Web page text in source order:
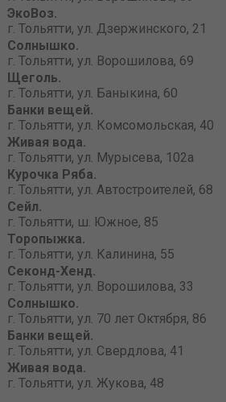
ЭкоВоз.
г. Тольятти, ул. Дзержинского, 21
Солнышко.
г. Тольятти, ул. Ворошилова, 69
Щеголь.
г. Тольятти, ул. Баныкина, 60
Банки вещей.
г. Тольятти, ул. Комсомольская, 40
Живая вода.
г. Тольятти, ул. Мурысева, 102а
Курочка Ряба.
г. Тольятти, ул. Автостроителей, 68
Сейл.
г. Тольятти, ш. Южное, 85
Торопыжка.
г. Тольятти, ул. Калинина, 55
Секонд-Хенд.
г. Тольятти, ул. Ворошилова, 33
Солнышко.
г. Тольятти, ул. 70 лет Октября, 86
Банки вещей.
г. Тольятти, ул. Свердлова, 41
Живая вода.
г. Тольятти, ул. Жукова, 48